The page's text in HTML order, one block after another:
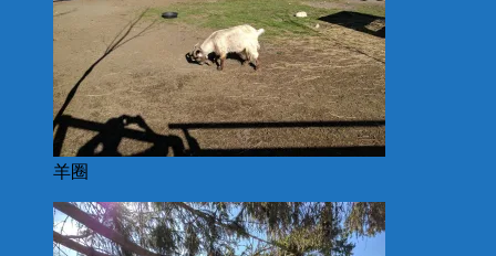
羊圈